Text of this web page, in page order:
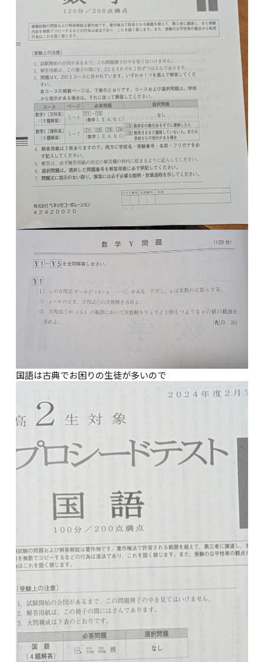
国語は古典でお困りの生徒が多いので